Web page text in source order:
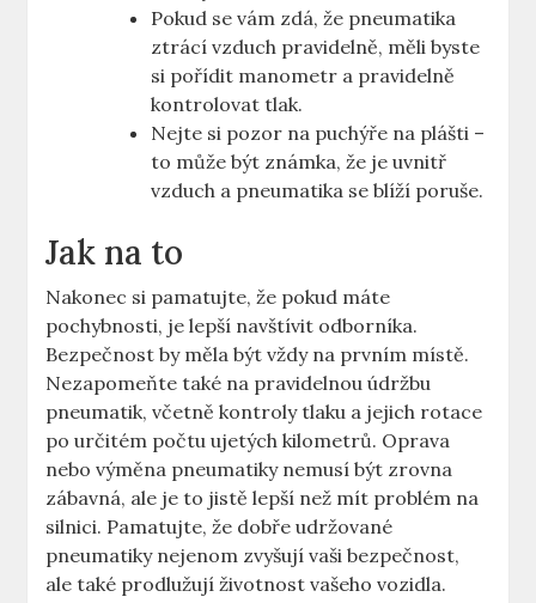
Pokud se vám zdá, že pneumatika
⁤ztrácí vzduch ​pravidelně, měli byste
si pořídit manometr a pravidelně⁣
kontrolovat ⁣tlak.
Nejte⁢ si pozor​ na puchýře na plášti –
to⁤ může ‍být známka, že⁢ je uvnitř
vzduch a pneumatika se blíží poruše.
Jak na to
Nakonec ⁤si pamatujte,⁣ že pokud máte
pochybnosti, ​je lepší ⁤navštívit odborníka.
Bezpečnost by měla​ být vždy na prvním místě.
Nezapomeňte také na pravidelnou údržbu‍
pneumatik, včetně⁤ kontroly tlaku‍ a ⁤jejich ⁢rotace
po⁣ určitém ‌počtu ujetých ‌kilometrů. Oprava
nebo výměna ⁣pneumatiky ⁣nemusí⁤ být zrovna
zábavná, ale⁣ je‍ to⁤ jistě lepší než mít problém na
silnici. Pamatujte,⁤ že dobře ⁢udržované
⁣pneumatiky nejenom zvyšují vaši bezpečnost,
ale ‍také prodlužují životnost vašeho vozidla.